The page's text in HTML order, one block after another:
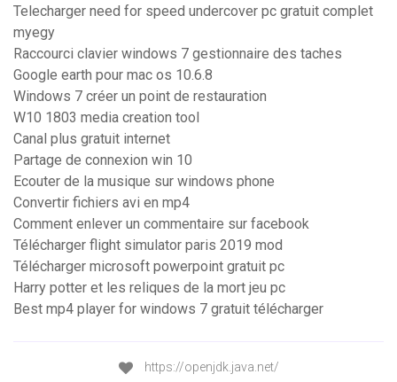
Telecharger need for speed undercover pc gratuit complet
myegy
Raccourci clavier windows 7 gestionnaire des taches
Google earth pour mac os 10.6.8
Windows 7 créer un point de restauration
W10 1803 media creation tool
Canal plus gratuit internet
Partage de connexion win 10
Ecouter de la musique sur windows phone
Convertir fichiers avi en mp4
Comment enlever un commentaire sur facebook
Télécharger flight simulator paris 2019 mod
Télécharger microsoft powerpoint gratuit pc
Harry potter et les reliques de la mort jeu pc
Best mp4 player for windows 7 gratuit télécharger
https://openjdk.java.net/